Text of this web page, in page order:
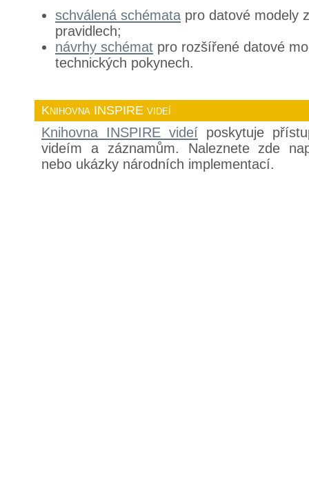
schválená schémata pro datové modely
pravidlech;
návrhy schémat pro rozšířené datové
technických pokynech.
Knihovna INSPIRE videí
Knihovna INSPIRE videí poskytuje
videím a záznamům. Naleznete zde
nebo ukázky národních implementací.